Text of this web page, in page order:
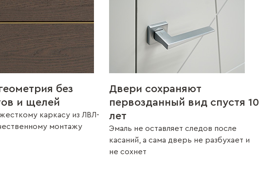
без
и щелей
каркасу из ЛВЛ-
монтажу
Двери сохраняют
первозданный вид спустя 10
лет
Эмаль не оставляет следов после
касаний, а сама дверь не разбухает и
не сохнет